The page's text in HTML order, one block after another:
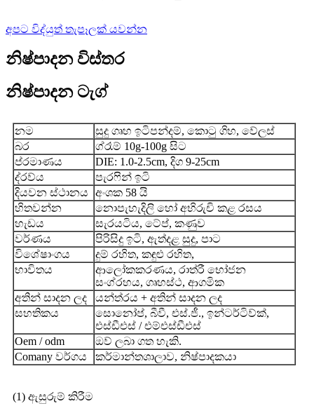
අපට විද්යුත් තැපෑලක් යවන්න
නිෂ්පාදන විස්තර
නිෂ්පාදන ටැග්
නම
සුදු ගෘහ ඉටිපන්දම්, කොටු ගිහ, වේලස්
බර
ග්රෑම් 10g-100g සිට
ප්රමාණය
DIE: 1.0-2.5cm, දිග 9-25cm
ද්රව්ය
පැරෆින් ඉටි
දියවන ස්ථානය
අංශක 58 යි
හිතවන්න
නොපැහැදිලි හෝ අභිරුචි කළ රසය
හැඩය
සැරයටිය, ටේප්, කණුව
වර්ණය
පිරිසිදු ඉටි, ඇත්දළ සුදු, පාට
විශේෂාංගය
දුම් රහිත, කඳුළු රහිත,
භාවිතය
ආලෝකකරණය, රාත්රී භෝජන
සංග්රහය, ගෘහස්ථ, ආගමික
අතින් සාදන ලද
යන්ත්රය + අතින් සාදන ලද
සහතිකය
සොනෝප්, බීවී, එස්.ජී., ඉන්ටර්ටිව්ක්,
එස්ඩීඑස් / එම්එස්ඩීඑස්
Oem / odm
ඔව් ලබා ගත හැකි.
Comany වර්ගය
කර්මාන්තශාලාව, නිෂ්පාදකයා
(1) ඇසුරුම් කිරීම